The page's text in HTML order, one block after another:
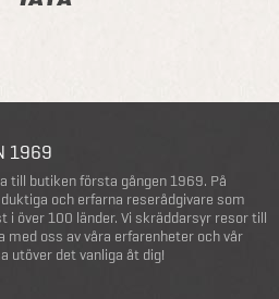
1969
till butiken första gången 1969. På
och erfarna reserådgivare som
över 100 länder. Vi skräddarsyr resor till
med oss av våra erfarenheter och vår
utöver det vanliga åt dig!